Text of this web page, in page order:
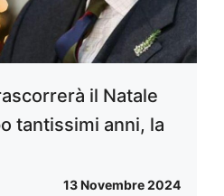
il Natale
tantissimi anni, la
13 Novembre 2024